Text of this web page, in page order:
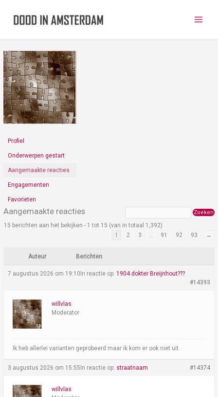
Profiel
Onderwerpen gestart
Aangemaakte reacties
Engagementen
Favorieten
Aangemaakte reacties
15 berichten aan het bekijken - 1 tot 15 (van in totaal 1,392)
1
2 3 … 91 92 93 →
Auteur Berichten
7 augustus 2026 om 19:10In reactie op:1904 dokter Breijnhout???
#14393
willvlas
Moderator
Ik heb allerlei varianten geprobeerd maar ik kom er ook niet uit.
3 augustus 2026 om 15:55In reactie op: straatnaam #14374
willvlas